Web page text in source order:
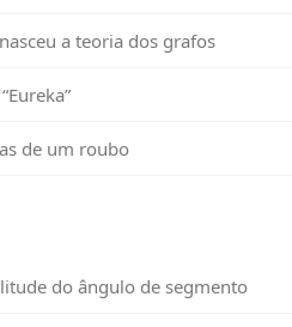
a teoria dos grafos
de um roubo
do ângulo de segmento